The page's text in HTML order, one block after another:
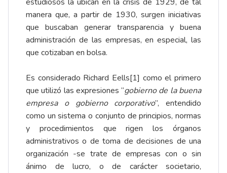
manera que, a partir de 1930, surgen iniciativas
que buscaban generar transparencia y buena
administración de las empresas, en especial, las
que cotizaban en bolsa.
Es considerado Richard Eells[1] como el primero
que utilizó las expresiones “gobierno de la buena
empresa o gobierno corporativo”, entendido
como un sistema o conjunto de principios, normas
y procedimientos que rigen los órganos
administrativos o de toma de decisiones de una
organización -se trate de empresas con o sin
ánimo de lucro, o de carácter societario,